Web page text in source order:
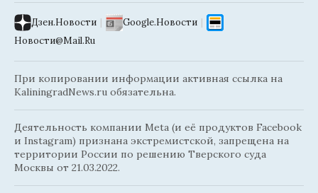
Дзен.Новости | Google.Новости |
Новости@Mail.Ru
При копировании информации активная ссылка на
KaliningradNews.ru обязательна.
Деятельность компании Meta (и её продуктов Facebook
и Instagram) признана экстремистской, запрещена на
территории России по решению Тверского суда
Москвы от 21.03.2022.